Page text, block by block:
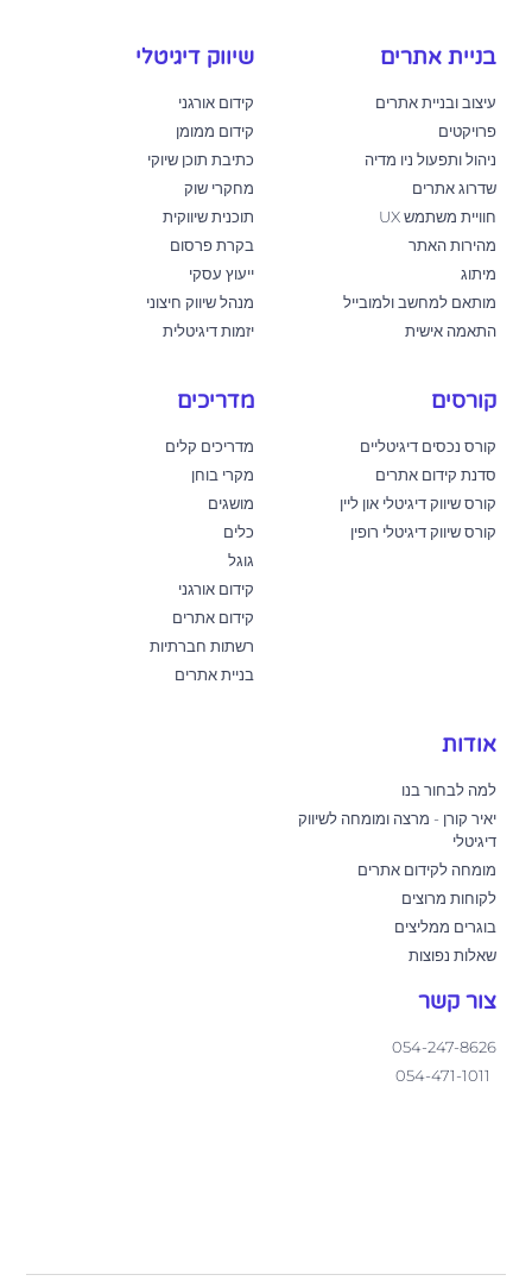
בניית אתרים
עיצוב ובניית אתרים
פרויקטים
ניהול ותפעול ניו מדיה
שדרוג אתרים
חוויית משתמש UX
מהירות האתר
מיתוג
מותאם למחשב ולמובייל
התאמה אישית
שיווק דיגיטלי
קידום אורגני
קידום ממומן
כתיבת תוכן שיוקי
מחקרי שוק
תוכנית שיווקית
בקרת פרסום
ייעוץ עסקי
מנהל שיווק חיצוני
יזמות דיגיטלית
קורסים
קורס נכסים דיגיטליים
סדנת קידום אתרים
קורס שיווק דיגיטלי און ליין
קורס שיווק דיגיטלי רופין
מדריכים
מדריכים קלים
מקרי בוחן
מושגים
כלים
גוגל
קידום אורגני
קידום אתרים
רשתות חברתיות
בניית אתרים
אודות
למה לבחור בנו
יאיר קורן - מרצה ומומחה לשיווק
דיגיטלי
מומחה לקידום אתרים
לקוחות מרוצים
בוגרים ממליצים
שאלות נפוצות
צור קשר
054-247-8626
054-471-1011